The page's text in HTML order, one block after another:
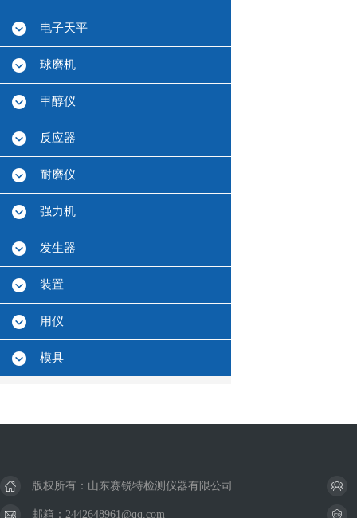
电子天平
球磨机
甲醇仪
反应器
耐磨仪
强力机
发生器
装置
用仪
模具
版权所有：山东赛锐特检测仪器有限公司
邮箱：2442648961@qq.com